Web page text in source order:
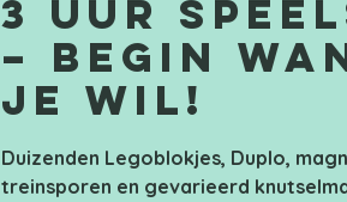
3 uur
– Begin
je wil!
Duizenden Legoblokjes, Duplo,
treinsporen en gevarieerd